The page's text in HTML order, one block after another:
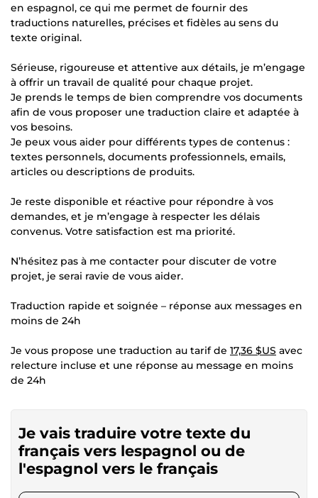
en espagnol, ce qui me permet de fournir des
traductions naturelles, précises et fidèles au sens du
texte original.
Sérieuse, rigoureuse et attentive aux détails, je m’engage
à offrir un travail de qualité pour chaque projet.
Je prends le temps de bien comprendre vos documents
afin de vous proposer une traduction claire et adaptée à
vos besoins.
Je peux vous aider pour différents types de contenus :
textes personnels, documents professionnels, emails,
articles ou descriptions de produits.
Je reste disponible et réactive pour répondre à vos
demandes, et je m’engage à respecter les délais
convenus. Votre satisfaction est ma priorité.
N’hésitez pas à me contacter pour discuter de votre
projet, je serai ravie de vous aider.
Traduction rapide et soignée – réponse aux messages en
moins de 24h
Je vous propose une traduction au tarif de 17,36 $US avec
relecture incluse et une réponse au message en moins
de 24h
Je vais traduire votre texte du
français vers lespagnol ou de
l'espagnol vers le français